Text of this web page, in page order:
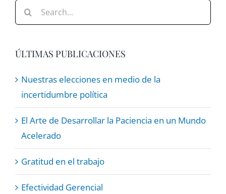
Search
for:
ÚLTIMAS PUBLICACIONES
Nuestras elecciones en medio de la
incertidumbre política
El Arte de Desarrollar la Paciencia en un Mundo
Acelerado
Gratitud en el trabajo
Efectividad Gerencial